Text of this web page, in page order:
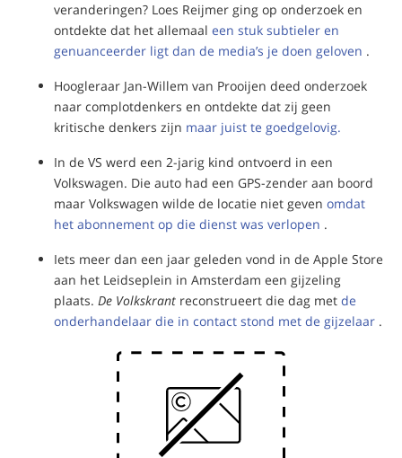
veranderingen? Loes Reijmer ging op onderzoek en
ontdekte dat het allemaal een stuk subtieler en
genuanceerder ligt dan de media’s je doen geloven .
Hoogleraar Jan-Willem van Prooijen deed onderzoek
naar complotdenkers en ontdekte dat zij geen
kritische denkers zijn maar juist te goedgelovig.
In de VS werd een 2-jarig kind ontvoerd in een
Volkswagen. Die auto had een GPS-zender aan boord
maar Volkswagen wilde de locatie niet geven omdat
het abonnement op die dienst was verlopen .
Iets meer dan een jaar geleden vond in de Apple Store
aan het Leidseplein in Amsterdam een gijzeling
plaats. De Volkskrant reconstrueert die dag met de
onderhandelaar die in contact stond met de gijzelaar .